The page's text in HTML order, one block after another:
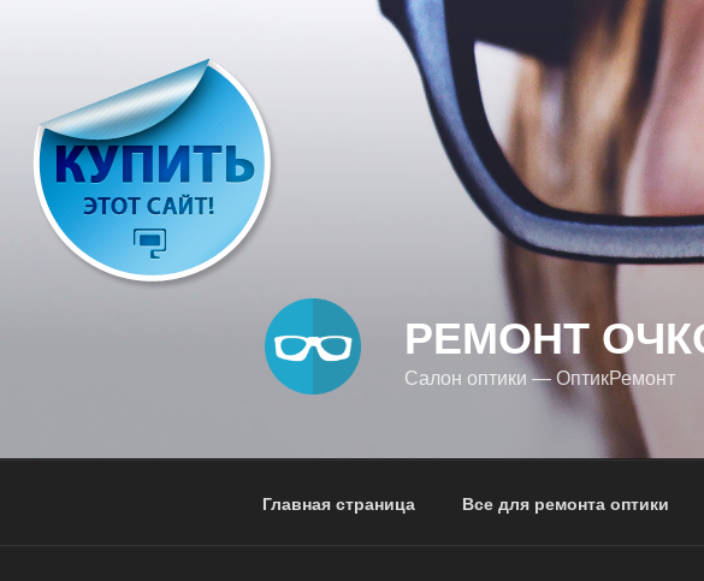
РЕМОНТ
Салон оптики — ОптикРемонт
Главная страница Все для ремонта оптики